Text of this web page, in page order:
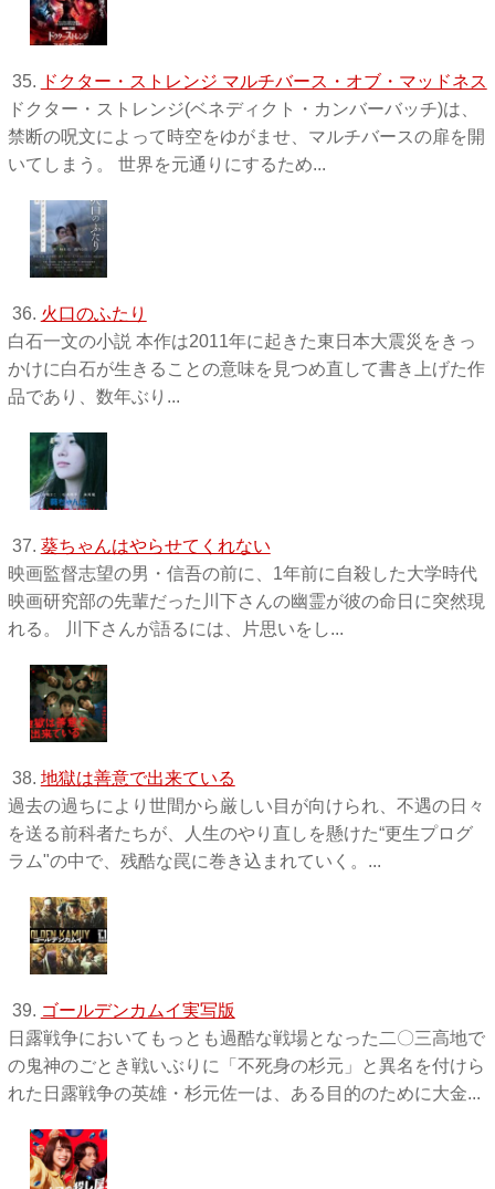
35. ドクター・ストレンジ マルチバース・オブ・マッドネス
ドクター・ストレンジ(ベネディクト・カンバーバッチ)は、
禁断の呪文によって時空をゆがませ、マルチバースの扉を開
いてしまう。 世界を元通りにするため...
36. 火口のふたり
白石一文の小説 本作は2011年に起きた東日本大震災をきっ
かけに白石が生きることの意味を見つめ直して書き上げた作
品であり、数年ぶり...
37. 葵ちゃんはやらせてくれない
映画監督志望の男・信吾の前に、1年前に自殺した大学時代
映画研究部の先輩だった川下さんの幽霊が彼の命日に突然現
れる。 川下さんが語るには、片思いをし...
38. 地獄は善意で出来ている
過去の過ちにより世間から厳しい目が向けられ、不遇の日々
を送る前科者たちが、人生のやり直しを懸けた“更生プログ
ラム"の中で、残酷な罠に巻き込まれていく。...
39. ゴールデンカムイ実写版
日露戦争においてもっとも過酷な戦場となった二〇三高地で
の鬼神のごとき戦いぶりに「不死身の杉元」と異名を付けら
れた日露戦争の英雄・杉元佐一は、ある目的のために大金...